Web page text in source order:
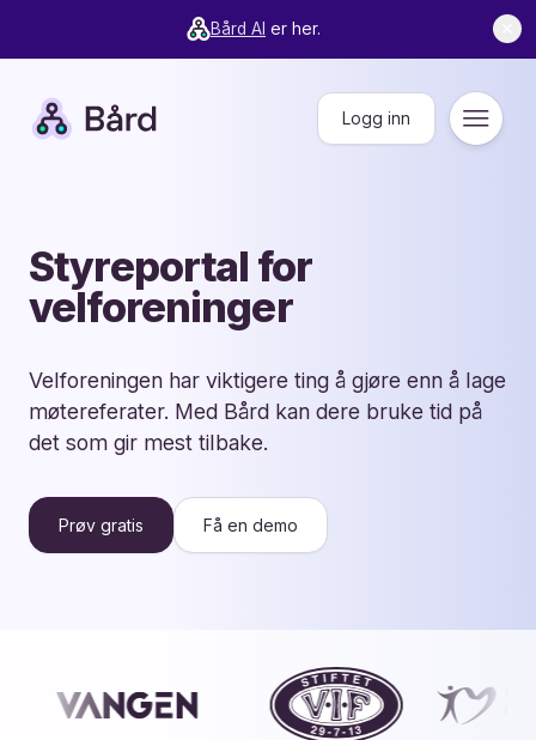
Bård AI er her.
Bård Logg inn
Meny
Styreportal for
velforeninger
Velforeningen har viktigere ting å gjøre enn å lage
møtereferater. Med Bård kan dere bruke tid på
det som gir mest tilbake.
Prøv gratis Få en demo